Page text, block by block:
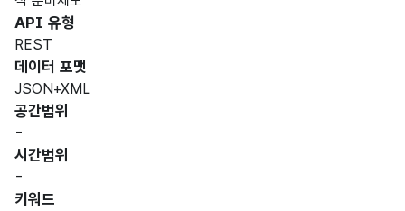
API 유형
REST
데이터 포맷
JSON+XML
공간범위
-
시간범위
-
키워드